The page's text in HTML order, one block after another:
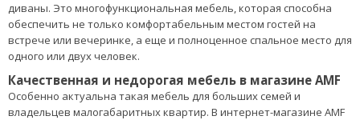
диваны. Это многофункциональная мебель, которая способна
обеспечить не только комфортабельным местом гостей на
встрече или вечеринке, а еще и полноценное спальное место для
одного или двух человек.
Качественная и недорогая мебель в магазине AMF
Особенно актуальна такая мебель для больших семей и
владельцев малогабаритных квартир. В интернет-магазине AMF